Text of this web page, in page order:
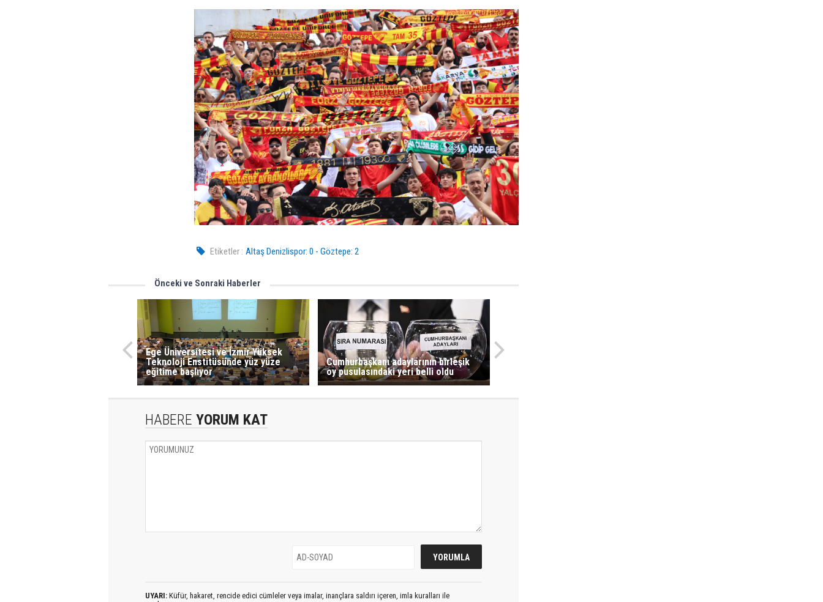
Etiketler : Altaş Denizlispor: 0 - Göztepe: 2
Önceki ve Sonraki Haberler
Ege Üniversitesi ve İzmir Yüksek
Teknoloji Enstitüsünde yüz yüze
eğitime başlıyor
Cumhurbaşkanı adaylarının birleşik
oy pusulasındaki yeri belli oldu
HABERE YORUM KAT
UYARI: Küfür, hakaret, rencide edici cümleler veya imalar, inançlara saldırı içeren, imla kuralları ile